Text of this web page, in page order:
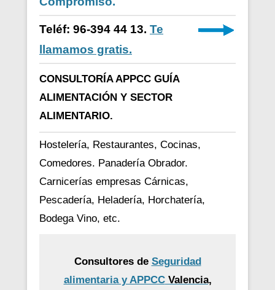
Teléf: 96-394 44 13. Te
llamamos gratis.
CONSULTORÍA APPCC GUÍA
ALIMENTACIÓN Y SECTOR
ALIMENTARIO.
Hostelería, Restaurantes, Cocinas,
Comedores. Panadería Obrador.
Carnicerías empresas Cárnicas,
Pescadería, Heladería, Horchatería,
Bodega Vino, etc.
Consultores de Seguridad
alimentaria y APPCCValencia,